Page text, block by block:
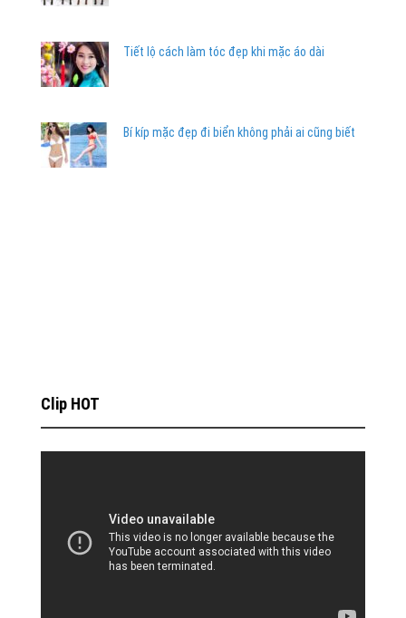
Tiết lộ cách làm tóc đẹp khi mặc áo dài
Bí kíp mặc đẹp đi biển không phải ai cũng biết
Clip HOT